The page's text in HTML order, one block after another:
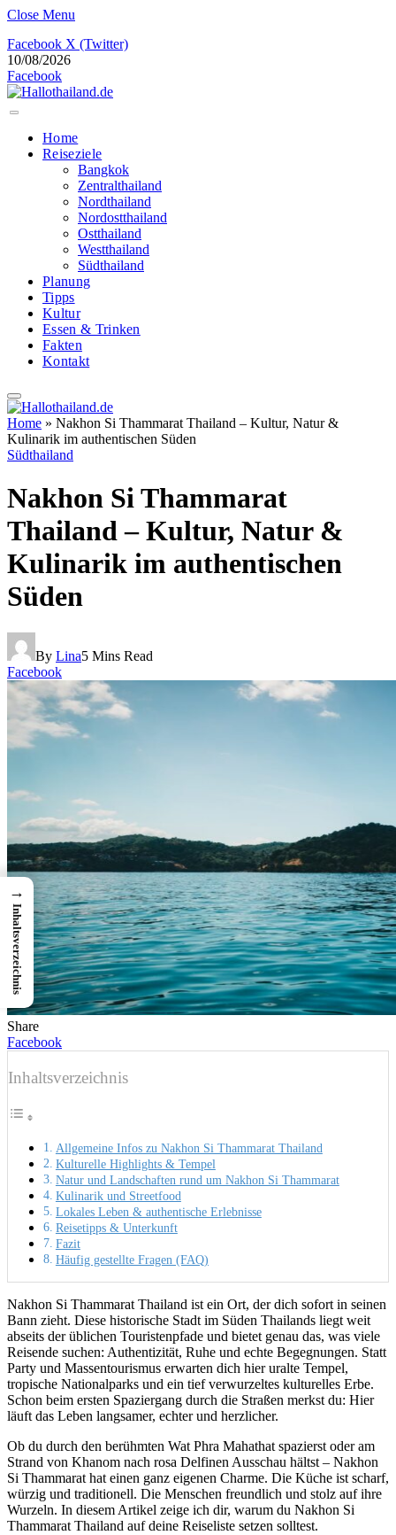
Close Menu
Facebook X (Twitter)
10/08/2026
Facebook
Home
Reiseziele
Bangkok
Zentralthailand
Nordthailand
Nordostthailand
Ostthailand
Westthailand
Südthailand
Planung
Tipps
Kultur
Essen & Trinken
Fakten
Kontakt
Home » Nakhon Si Thammarat Thailand – Kultur, Natur &
Kulinarik im authentischen Süden
Südthailand
Nakhon Si Thammarat
Thailand – Kultur, Natur &
Kulinarik im authentischen
Süden
By Lina5 Mins Read
Facebook
Share
Facebook
Inhaltsverzeichnis
Allgemeine Infos zu Nakhon Si Thammarat Thailand
Kulturelle Highlights & Tempel
Natur und Landschaften rund um Nakhon Si Thammarat
Kulinarik und Streetfood
Lokales Leben & authentische Erlebnisse
Reisetipps & Unterkunft
Fazit
Häufig gestellte Fragen (FAQ)
Nakhon Si Thammarat Thailand ist ein Ort, der dich sofort in seinen
Bann zieht. Diese historische Stadt im Süden Thailands liegt weit
abseits der üblichen Touristenpfade und bietet genau das, was viele
Reisende suchen: Authentizität, Ruhe und echte Begegnungen. Statt
Party und Massentourismus erwarten dich hier uralte Tempel,
tropische Nationalparks und ein tief verwurzeltes kulturelles Erbe.
Schon beim ersten Spaziergang durch die Straßen merkst du: Hier
läuft das Leben langsamer, echter und herzlicher.
Ob du durch den berühmten Wat Phra Mahathat spazierst oder am
Strand von Khanom nach rosa Delfinen Ausschau hältst – Nakhon
Si Thammarat hat einen ganz eigenen Charme. Die Küche ist scharf,
würzig und traditionell. Die Menschen freundlich und stolz auf ihre
Wurzeln. In diesem Artikel zeige ich dir, warum du Nakhon Si
Thammarat Thailand auf deine Reiseliste setzen solltest.
→
Inhaltsverzeichnis